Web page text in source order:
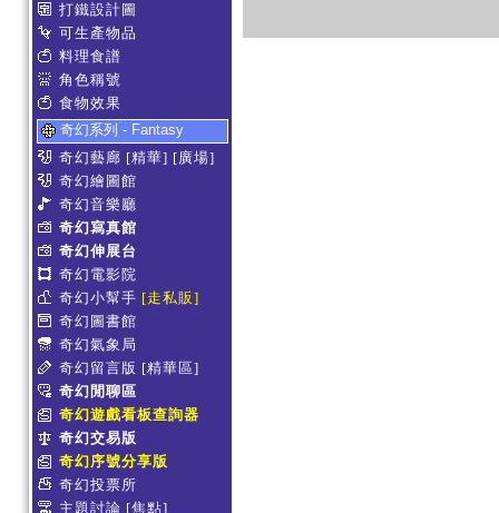
打鐵設計圖
可生產物品
料理食譜
角色稱號
食物效果
奇幻系列 - Fantasy
奇幻藝廊 [精華] [廣場]
奇幻繪圖館
奇幻音樂廳
奇幻寫真館
奇幻伸展台
奇幻電影院
奇幻小幫手 [走私販]
奇幻圖書館
奇幻氣象局
奇幻留言版 [精華區]
奇幻閒聊區
奇幻遊戲看板查詢器
奇幻交易版
奇幻序號分享版
奇幻投票所
主題討論 [焦點]